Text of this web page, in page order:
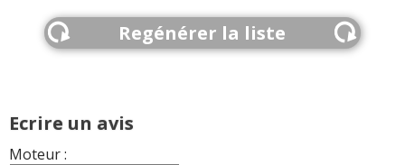
Regénérer la liste
Ecrire un avis
Moteur :